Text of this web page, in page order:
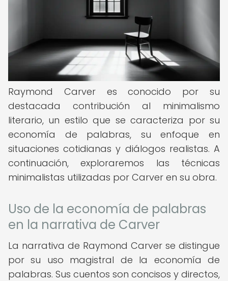
Raymond Carver es conocido por su
destacada contribución al minimalismo
literario, un estilo que se caracteriza por su
economía de palabras, su enfoque en
situaciones cotidianas y diálogos realistas. A
continuación, exploraremos las técnicas
minimalistas utilizadas por Carver en su obra.
Uso de la economía de palabras
en la narrativa de Carver
La narrativa de Raymond Carver se distingue
por su uso magistral de la economía de
palabras. Sus cuentos son concisos y directos,